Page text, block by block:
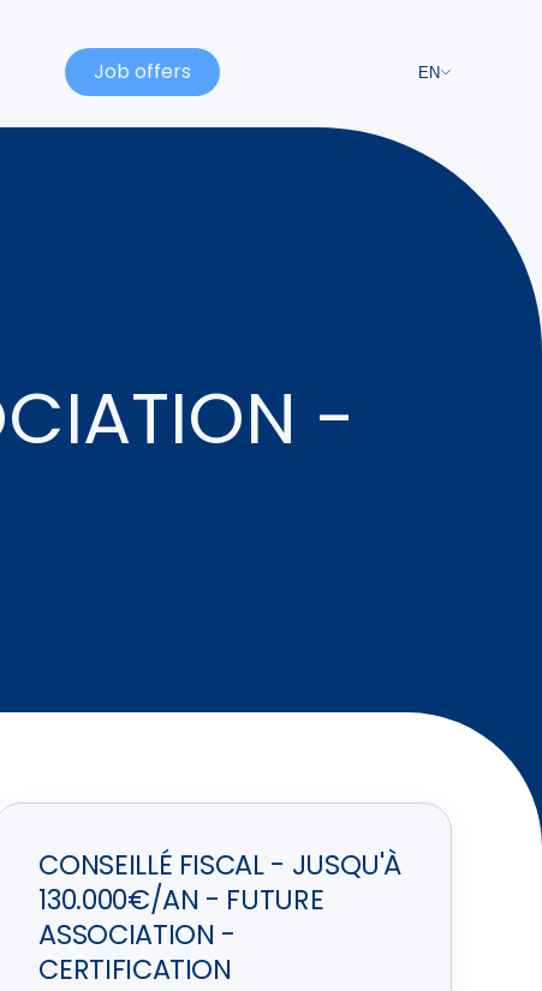
Job offers EN
-
CONSEILLÉ FISCAL - JUSQU'À
130.000€/AN - FUTURE
ASSOCIATION -
CERTIFICATION